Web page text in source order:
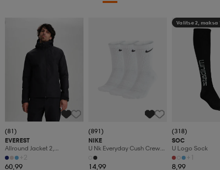
Kampanja -25%
(81)
EVEREST
Allround Jacket 2,
Sadetakki, Miesten
+2
60,99
(891)
NIKE
U Nk Everyday Cush Crew
3pr
14,99
Valitse 2, maksa
(318)
SOC
U Logo Sock
+1
8,99